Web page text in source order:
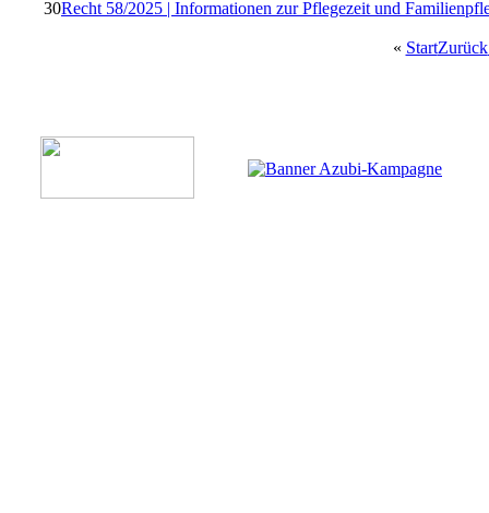
30Recht 58/2025 | Informationen zur Pflegezeit und
« StartZurück